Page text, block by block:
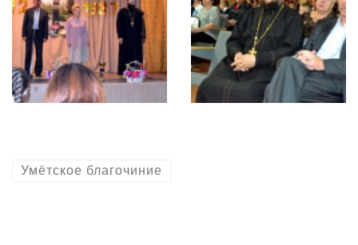
Умётское благочиние